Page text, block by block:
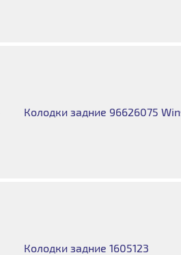
Колодки задние 96626075
Колодки задние 1605123